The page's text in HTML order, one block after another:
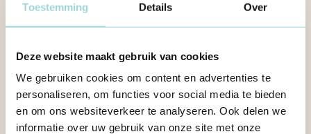
Toestemming Details Over
Deze website maakt gebruik van cookies
We gebruiken cookies om content en advertenties te
personaliseren, om functies voor social media te bieden
en om ons websiteverkeer te analyseren. Ook delen we
informatie over uw gebruik van onze site met onze
“We vragen hen ook om zelf activiteiten te organiseren. Zo
proberen we niet alleen te bouwen aan hun
“We maken bewust ruimte voor zelfontplooiing”, klinkt het
bij Loubna. “Sinds kort kunnen onze jongeren deelnemen